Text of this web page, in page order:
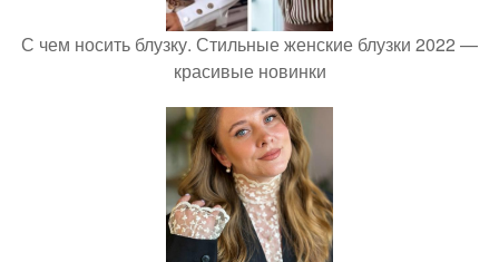
С чем носить блузку. Стильные женские блузки 2022 —
красивые новинки